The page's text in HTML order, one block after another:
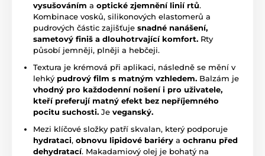
vysušováním a optické zjemnění linií rtů.
Kombinace vosků, silikonových elastomerů a
pudrových částic zajišťuje snadné nanášení,
sametový finiš a dlouhotrvající komfort. Rty
působí jemněji, plněji a hebčeji.
Textura je krémová při aplikaci, následně se mění v
lehký pudrový film s matným vzhledem. Balzám je
vhodný pro každodenní nošení i pro uživatele,
kteří preferují matný efekt bez nepříjemného
pocitu suchosti. Je veganský.
Mezi klíčové složky patří skvalan, který podporuje
hydrataci, obnovu lipidové bariéry a ochranu před
dehydratací. Makadamiový olej je bohatý na